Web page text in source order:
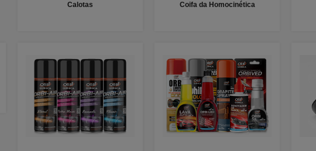
Calotas Coifa da Homocinética